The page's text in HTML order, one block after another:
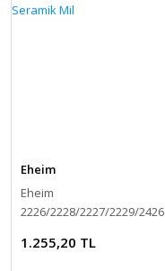
Eheim
Eheim
2226/2228/2227/2229/2426
1.255,20 TL